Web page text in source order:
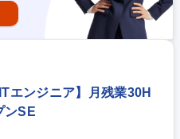
エンジニア】月残業30H
ンSE